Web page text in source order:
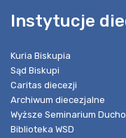
Instytucje
Kuria Biskupia
Sąd Biskupi
Caritas diecezji
Archiwum diecezjalne
Wyższe Seminarium
Biblioteka WSD